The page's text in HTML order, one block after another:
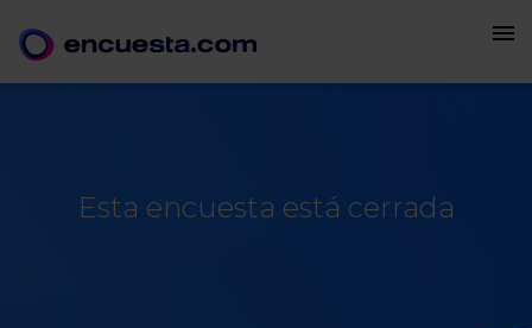
menu
Esta encuesta está cerrada